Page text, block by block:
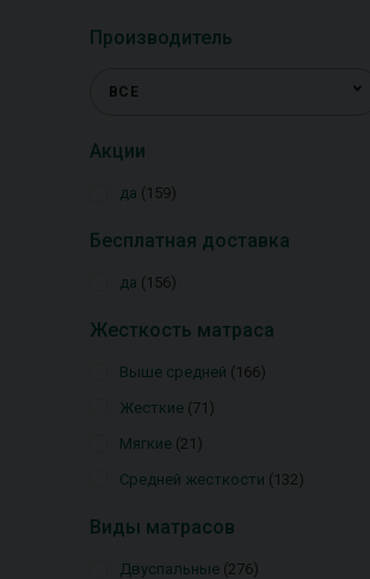
Производитель
ВСЕ
Акции
да 159
Бесплатная доставка
да 156
Жесткость матраса
Выше средней 166
Жесткие 71
Мягкие 21
Средней жесткости 132
Виды матрасов
Двуспальные 276